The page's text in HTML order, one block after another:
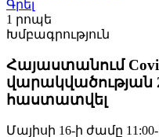
Գրել
1 րոպե
Խմբագրություն
Հայաստանում
վարակվածության
հաստատվել
Մայիսի 16-ի ժամը